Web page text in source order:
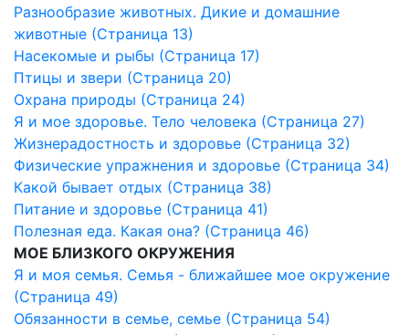
Разнообразие животных. Дикие и домашние
животные (Страница 13)
Насекомые и рыбы (Страница 17)
Птицы и звери (Страница 20)
Охрана природы (Страница 24)
Я и мое здоровье. Тело человека (Страница 27)
Жизнерадостность и здоровье (Страница 32)
Физические упражнения и здоровье (Страница 34)
Какой бывает отдых (Страница 38)
Питание и здоровье (Страница 41)
Полезная еда. Какая она? (Страница 46)
МОЕ БЛИЗКОГО ОКРУЖЕНИЯ
Я и моя семья. Семья - ближайшее мое окружение
(Страница 49)
Обязанности в семье, семье (Страница 54)